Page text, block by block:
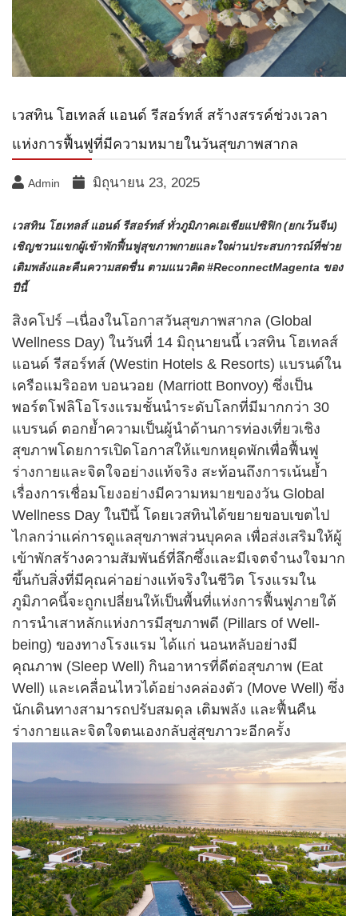
เวสทิน โฮเทลส์ แอนด์ รีสอร์ทส์ สร้างสรรค์ช่วงเวลา
แห่งการฟื้นฟูที่มีความหมายในวันสุขภาพสากล
Admin มิถุนายน 23, 2025
เวสทิน โฮเทลส์ แอนด์ รีสอร์ทส์ ทั่วภูมิภาคเอเชียแปซิฟิก (ยกเว้นจีน)
เชิญชวนแขกผู้เข้าพักฟื้นฟูสุขภาพกายและใจผ่านประสบการณ์ที่ช่วย
เติมพลังและคืนความสดชื่น ตามแนวคิด #ReconnectMagenta ของ
ปีนี้
สิงคโปร์ –เนื่องในโอกาสวันสุขภาพสากล (Global
Wellness Day) ในวันที่ 14 มิถุนายนนี้ เวสทิน โฮเทลส์
แอนด์ รีสอร์ทส์ (Westin Hotels & Resorts) แบรนด์ใน
เครือแมริออท บอนวอย (Marriott Bonvoy) ซึ่งเป็น
พอร์ตโฟลิโอโรงแรมชั้นนำระดับโลกที่มีมากกว่า 30
แบรนด์ ตอกย้ำความเป็นผู้นำด้านการท่องเที่ยวเชิง
สุขภาพโดยการเปิดโอกาสให้แขกหยุดพักเพื่อฟื้นฟู
ร่างกายและจิตใจอย่างแท้จริง สะท้อนถึงการเน้นย้ำ
เรื่องการเชื่อมโยงอย่างมีความหมายของวัน Global
Wellness Day ในปีนี้ โดยเวสทินได้ขยายขอบเขตไป
ไกลกว่าแค่การดูแลสุขภาพส่วนบุคคล เพื่อส่งเสริมให้ผู้
เข้าพักสร้างความสัมพันธ์ที่ลึกซึ้งและมีเจตจำนงใจมาก
ขึ้นกับสิ่งที่มีคุณค่าอย่างแท้จริงในชีวิต โรงแรมใน
ภูมิภาคนี้จะถูกเปลี่ยนให้เป็นพื้นที่แห่งการฟื้นฟูภายใต้
การนำเสาหลักแห่งการมีสุขภาพดี (Pillars of Well-
being) ของทางโรงแรม ได้แก่ นอนหลับอย่างมี
คุณภาพ (Sleep Well) กินอาหารที่ดีต่อสุขภาพ (Eat
Well) และเคลื่อนไหวได้อย่างคล่องตัว (Move Well) ซึ่ง
นักเดินทางสามารถปรับสมดุล เติมพลัง และฟื้นคืน
ร่างกายและจิตใจตนเองกลับสู่สุขภาวะอีกครั้ง